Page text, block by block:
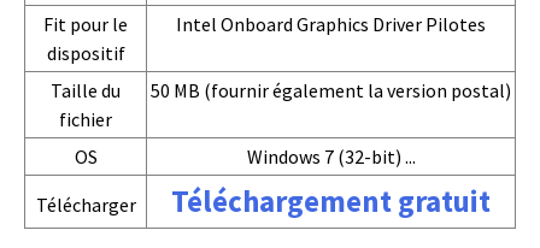
Fit pour le
dispositif
Intel Onboard Graphics Driver Pilotes
Taille du
fichier
50 MB (fournir également la version postal)
OS
Windows 7 (32-bit) ...
Télécharger
Téléchargement gratuit